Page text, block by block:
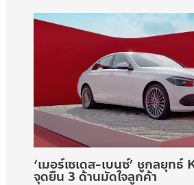
‘เมอร์เซเดส-เบนซ์’ ชูกลยุทธ์
จุดยืน 3 ด้านมัดใจลูกค้า